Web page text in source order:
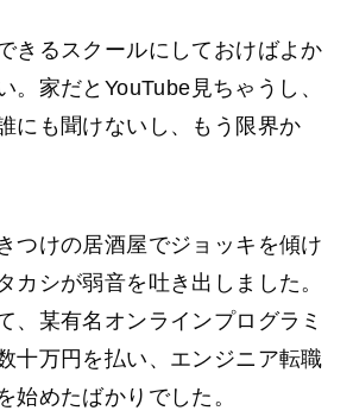
きるスクールにしておけばよか
。家だとYouTube見ちゃうし、
にも聞けないし、もう限界か
つけの居酒屋でジョッキを傾け
カシが弱音を吐き出しました。
、某有名オンラインプログラミ
十万円を払い、エンジニア転職
始めたばかりでした。